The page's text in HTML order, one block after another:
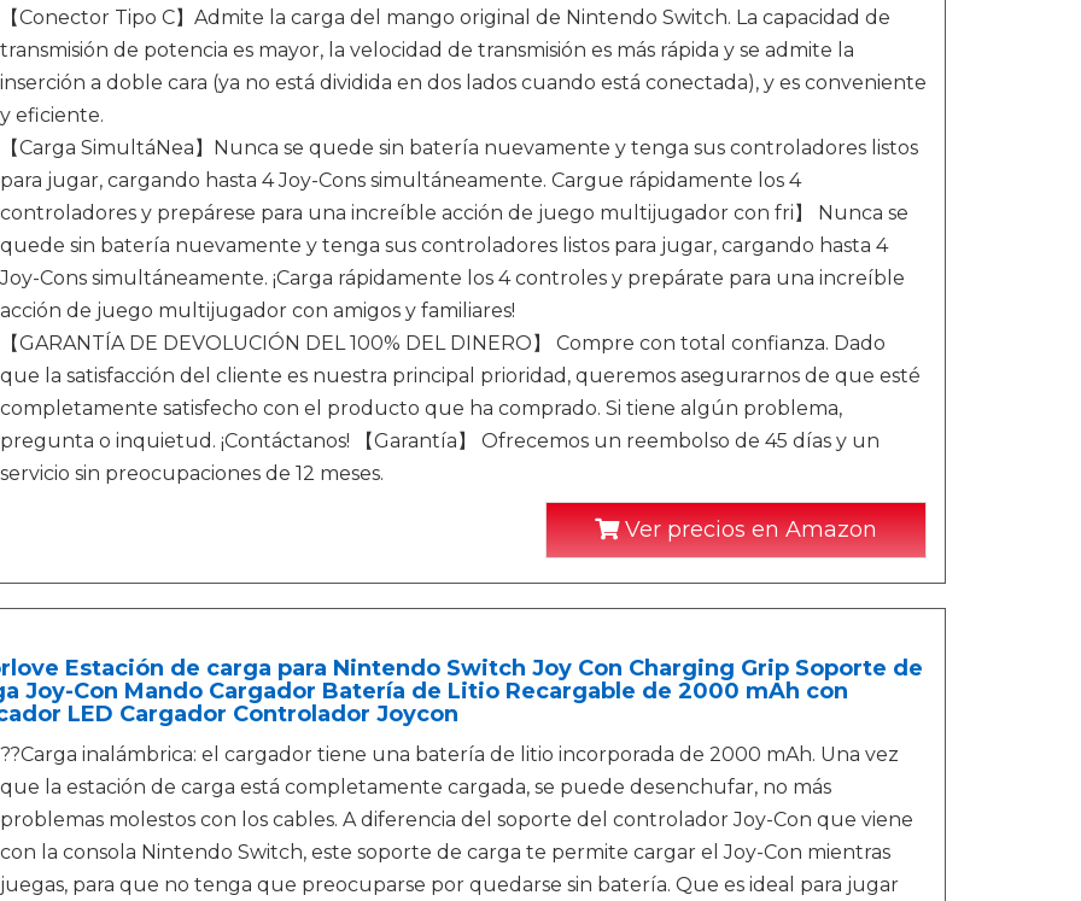
【Conector Tipo C】Admite la carga del mango original de Nintendo Switch. La capacidad de
transmisión de potencia es mayor, la velocidad de transmisión es más rápida y se admite la
inserción a doble cara (ya no está dividida en dos lados cuando está conectada), y es conveniente
y eficiente.
【Carga SimultáNea】Nunca se quede sin batería nuevamente y tenga sus controladores listos
para jugar, cargando hasta 4 Joy-Cons simultáneamente. Cargue rápidamente los 4
controladores y prepárese para una increíble acción de juego multijugador con fri】 Nunca se
quede sin batería nuevamente y tenga sus controladores listos para jugar, cargando hasta 4
Joy-Cons simultáneamente. ¡Carga rápidamente los 4 controles y prepárate para una increíble
acción de juego multijugador con amigos y familiares!
【GARANTÍA DE DEVOLUCIÓN DEL 100% DEL DINERO】 Compre con total confianza. Dado
que la satisfacción del cliente es nuestra principal prioridad, queremos asegurarnos de que esté
completamente satisfecho con el producto que ha comprado. Si tiene algún problema,
pregunta o inquietud. ¡Contáctanos! 【Garantía】 Ofrecemos un reembolso de 45 días y un
servicio sin preocupaciones de 12 meses.
Ver precios en Amazon
Estación de carga para Nintendo Switch Joy Con Charging Grip Soporte de
Joy-Con Mando Cargador Batería de Litio Recargable de 2000 mAh con
LED Cargador Controlador Joycon
??Carga inalámbrica: el cargador tiene una batería de litio incorporada de 2000 mAh. Una vez
que la estación de carga está completamente cargada, se puede desenchufar, no más
problemas molestos con los cables. A diferencia del soporte del controlador Joy-Con que viene
con la consola Nintendo Switch, este soporte de carga te permite cargar el Joy-Con mientras
juegas, para que no tenga que preocuparse por quedarse sin batería. Que es ideal para jugar